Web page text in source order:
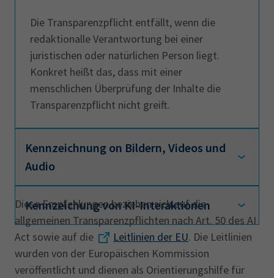
Die Transparenzpflicht entfällt, wenn die
redaktionalle Verantwortung bei einer
juristischen oder natürlichen Person liegt.
Konkret heißt das, dass mit einer
menschlichen Überprüfung der Inhalte die
Transparenzpflicht nicht greift.
Kennzeichnung on Bildern, Videos und
Audio
Wann müssen Bilder, Audio oder Videos
gekennzeichnet werden?Bilder, Audio-
sowie Videoinhalte müssen gekennzeichnet
werden, wenn der erzeugte Inhalt echt wirkt
oder irreführend sein könnte (Deepfakes). Die
Kennzeichung von KI-Interaktionen
Wann muss eine Interaktion mit einer KI
gekennzeichnet werden?
Diese Empfehlungen beziehen sich auf die
allgemeinen Transparenzpflichten nach Art. 50 des AI
Act sowie auf die
Leitlinien der EU. Die Leitlinien
wurden von der Europäischen Kommission
veröffentlicht und dienen als Orientierungshilfe für